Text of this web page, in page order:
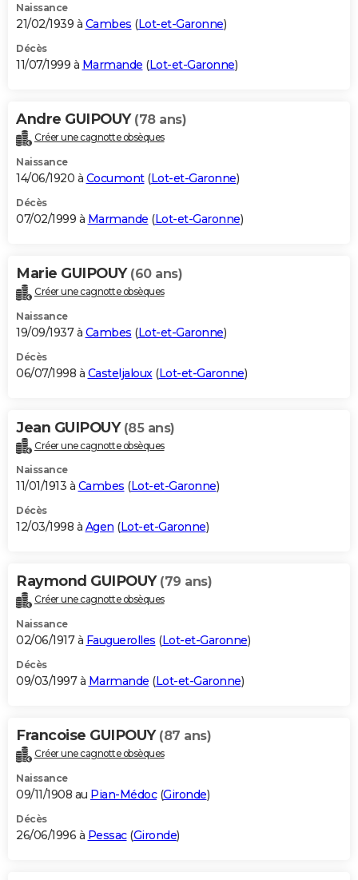
Naissance
21/02/1939 à Cambes (Lot-et-Garonne)
Décès
11/07/1999 à Marmande (Lot-et-Garonne)
Andre GUIPOUY (78 ans)
Créer une cagnotte obsèques
Naissance
14/06/1920 à Cocumont(Lot-et-Garonne)
Décès
07/02/1999 à Marmande (Lot-et-Garonne)
Marie GUIPOUY (60 ans)
Créer une cagnotte obsèques
Naissance
19/09/1937 à Cambes (Lot-et-Garonne)
Décès
06/07/1998 à Casteljaloux (Lot-et-Garonne)
Jean GUIPOUY (85 ans)
Créer une cagnotte obsèques
Naissance
11/01/1913 à Cambes (Lot-et-Garonne)
Décès
12/03/1998 à Agen (Lot-et-Garonne)
Raymond GUIPOUY (79 ans)
Créer une cagnotte obsèques
Naissance
02/06/1917 à Fauguerolles (Lot-et-Garonne)
Décès
09/03/1997 à Marmande (Lot-et-Garonne)
Francoise GUIPOUY (87 ans)
Créer une cagnotte obsèques
Naissance
09/11/1908 au Pian-Médoc(Gironde)
Décès
26/06/1996 à Pessac(Gironde)